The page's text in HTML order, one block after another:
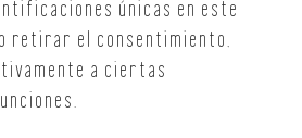
únicas en este
retirar el consentimiento,
a ciertas